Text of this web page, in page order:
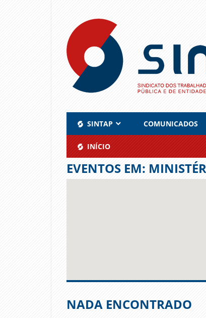
content
SINTAP COMUNICADOS
INÍCIO
EVENTOS EM:
NADA ENCONTRADO